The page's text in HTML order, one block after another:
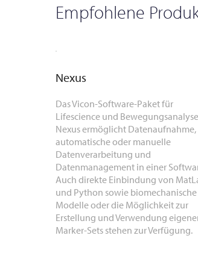
Empfohlene
Nexus
Das Vicon-Software-Paket für
Lifescience und
Nexus ermöglicht Datenaufnahme,
automatische oder manuelle
Datenverarbeitung und
Datenmanagement in einer
Auch direkte Einbindung von
und Python sowie biomechanische
Modelle oder die Möglichkeit zur
Erstellung und Verwendung
Marker-Sets stehen zur Verfügung.